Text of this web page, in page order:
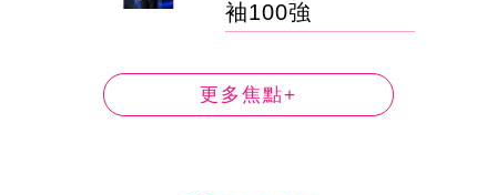
袖100強
更多焦點+